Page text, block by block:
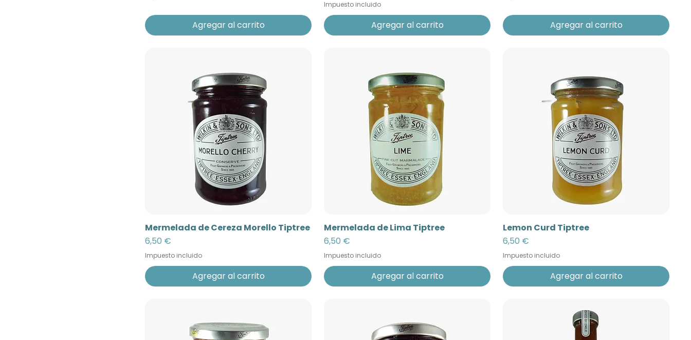
Agregar al carrito
Impuesto incluido
Agregar al carrito Agregar al carrito
Mermelada de Cereza Morello Tiptree
Precio
6,50 €
Impuesto incluido
Agregar al carrito
Mermelada de Lima Tiptree
Precio
6,50 €
Impuesto incluido
Agregar al carrito
Lemon Curd Tiptree
Precio
6,50 €
Impuesto incluido
Agregar al carrito